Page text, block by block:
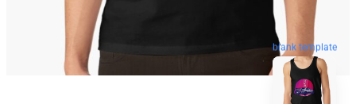
blank template